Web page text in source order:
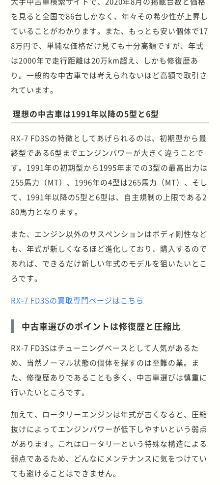
を見ると全国で86台しかなく、年々その希少性が上昇し
ていることがわかります。また、もっとも安い個体で17
8万円で、単純な価格だけ見ても十分高額ですが、年式
は2000年で走行距離は20万km超え、しかも修復歴あ
り。一般的な中古車では考えられないほど高額で取引さ
れています。
理想の中古車は1991年以降の5型と6型
RX-7 FD3Sの特徴としてあげられるのは、初期型から最
終型である6型までエンジンパワーが大きく違うことで
す。1991年の初期型から1995年までの3型の最高出力は
255馬力（MT）、1996年の4型は265馬力（MT）、そし
て、1991年以降の5型と6型は、自主規制の上限である2
80馬力となります。
また、エンジン以外のサスペンションはボディ剛性など
も、年式が新しくなるほど進化しており、購入するので
あれば、できるだけ新しい年式のモデルを狙いたいとこ
ろです。
RX-7 FD3Sの買取専門ページはこちら
中古車選びのポイントは修復歴と圧縮比
RX-7 FD3Sはチューニングベースとして人気があるた
め、当然ノーマル状態の個体を探すのは至難の業。ま
た、修復歴ありであることも多く、中古車選びは慎重に
行いたいところです。
加えて、ロータリーエンジンは年式が古くなると、圧縮
抜けによってエンジンパワーが低下しやすいという弱点
があります。これはロータリーという特殊な構造による
弱点であるため、どんなにメンテナンスに気をつけてい
ても避けることはできません。